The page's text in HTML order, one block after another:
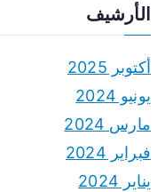
الأرشيف
أكتوبر 2025
يونيو 2024
مارس 2024
فبراير 2024
يناير 2024